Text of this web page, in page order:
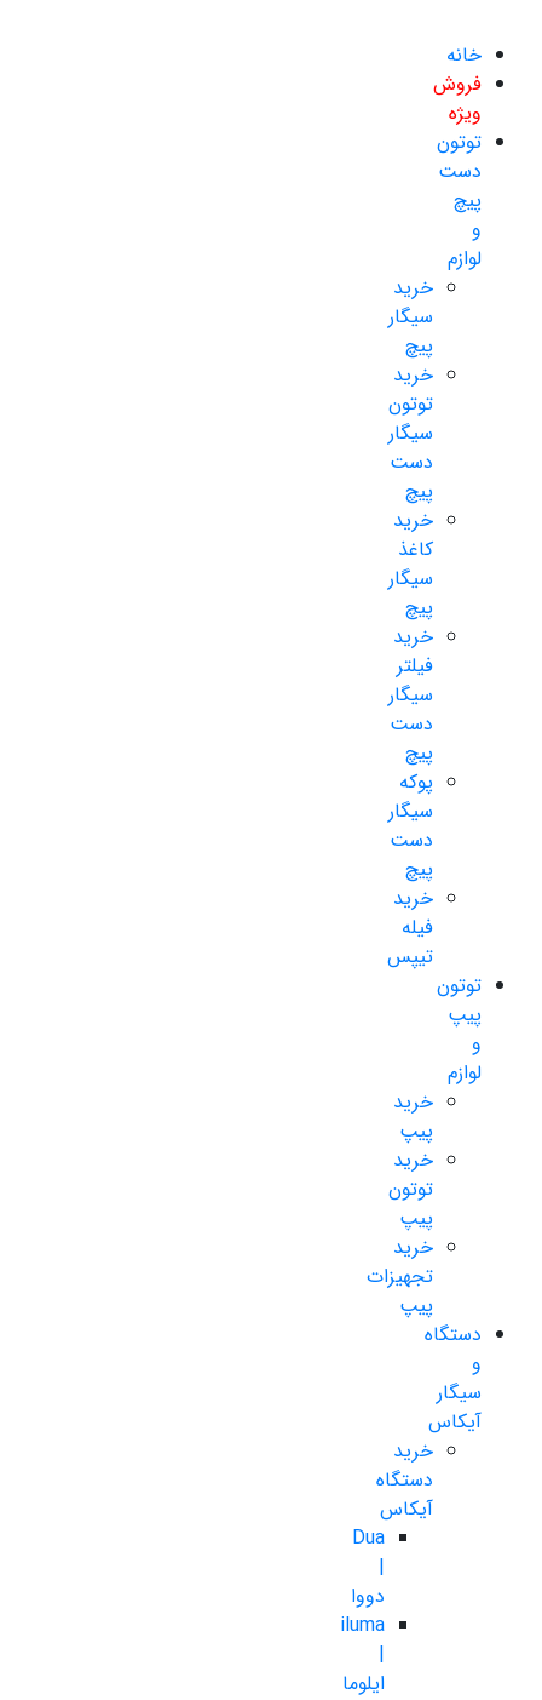
خانه
فروش
ویژه
توتون
دست
پیچ
و
لوازم
خرید
سیگار
پیچ
خرید
توتون
سیگار
دست
پیچ
خرید
کاغذ
سیگار
پیچ
خرید
فیلتر
سیگار
دست
پیچ
پوکه
سیگار
دست
پیچ
خرید
فیله
تیپس
توتون
پیپ
و
لوازم
خرید
پیپ
خرید
توتون
پیپ
خرید
تجهیزات
پیپ
دستگاه
و
سیگار
آیکاس
خرید
دستگاه
آیکاس
Dua
|
دووا
iluma
|
ایلوما